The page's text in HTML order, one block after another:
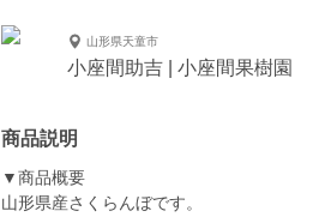
山形県天童市
小座間助吉 | 小座間果樹園
商品説明
▼商品概要
山形県産さくらんぼです。